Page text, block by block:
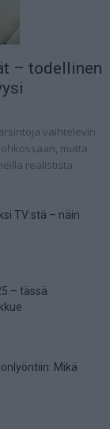
– todellinen
vaihtelevin
mutta
realistista
TV:stä – näin
– tässä
Mikä